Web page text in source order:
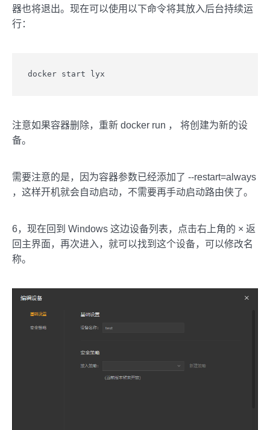
器也将退出。现在可以使用以下命令将其放入后台持续运
行：
docker start lyx
注意如果容器删除，重新 docker run ， 将创建为新的设
备。
需要注意的是，因为容器参数已经添加了 --restart=always
，这样开机就会自动启动，不需要再手动启动路由侠了。
6，现在回到 Windows 这边设备列表，点击右上角的 × 返
回主界面，再次进入，就可以找到这个设备，可以修改名
称。